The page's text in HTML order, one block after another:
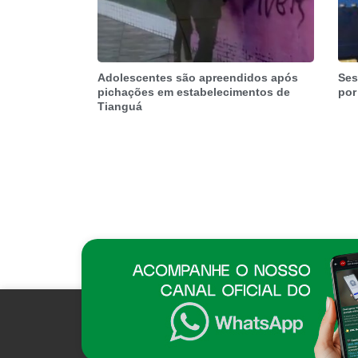
Adolescentes são apreendidos após
pichações em estabelecimentos de
Tianguá